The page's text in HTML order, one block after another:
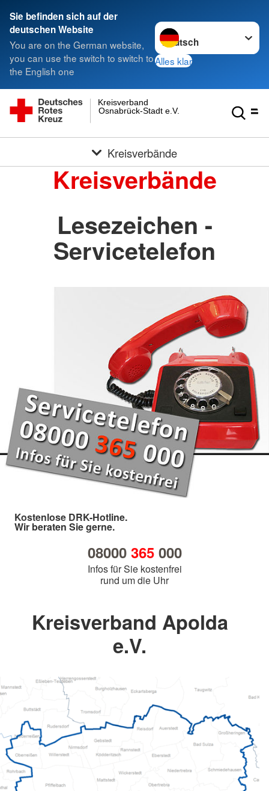
Sie befinden sich auf der
deutschen Website
You are on the German website,
you can use the switch to switch to
the English one
Sprache wechseln zu
Alles klar
Osnabrück-Stadt e.V.
Kreisverband
Kreisverbände
Kreisverbände
Lesezeichen -
Servicetelefon
Kostenlose DRK-Hotline.
Wir beraten Sie gerne.
08000 365000
Infos für Sie kostenfrei
rund um die Uhr
Kreisverband Apolda
e.V.